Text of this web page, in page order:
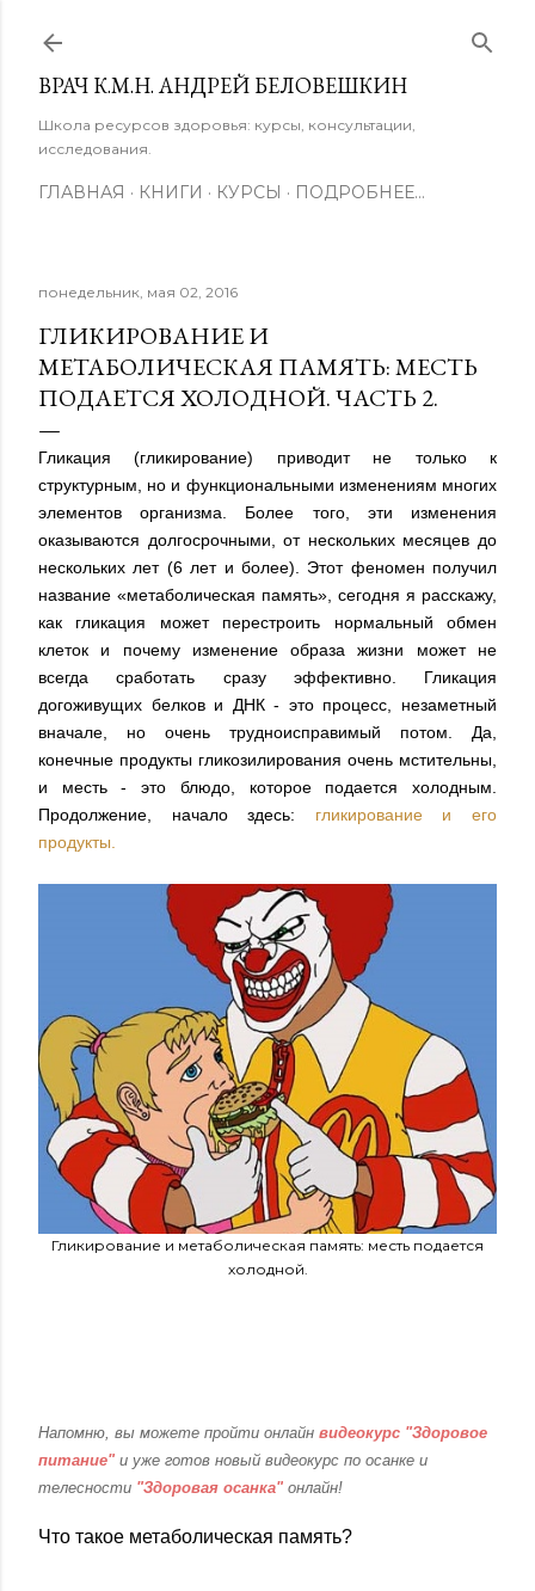
ВРАЧ К.М.Н. АНДРЕЙ БЕЛОВЕШКИН
Школа ресурсов здоровья: курсы, консультации,
исследования.
ГЛАВНАЯ КНИГИ КУРСЫ ПОДРОБНЕЕ…
понедельник, мая 02, 2016
ГЛИКИРОВАНИЕ И
МЕТАБОЛИЧЕСКАЯ ПАМЯТЬ: МЕСТЬ
ПОДАЕТСЯ ХОЛОДНОЙ. ЧАСТЬ 2.
Гликация (гликирование) приводит не только к
структурным, но и функциональными изменениям многих
элементов организма. Более того, эти изменения
оказываются долгосрочными, от нескольких месяцев до
нескольких лет (6 лет и более). Этот феномен получил
название «метаболическая память», сегодня я расскажу,
как гликация может перестроить нормальный обмен
клеток и почему изменение образа жизни может не
всегда сработать сразу эффективно. Гликация
догоживущих белков и ДНК - это процесс, незаметный
вначале, но очень трудноисправимый потом. Да,
конечные продукты гликозилирования очень мстительны,
и месть - это блюдо, которое подается холодным.
Продолжение, начало здесь: гликирование и его
продукты.
Гликирование и метаболическая память: месть подается
холодной.
Напомню, вы можете пройти онлайн видеокурс "Здоровое
питание" и уже готов новый видеокурс по осанке и
телесности "Здоровая осанка" онлайн!
Что такое метаболическая память?